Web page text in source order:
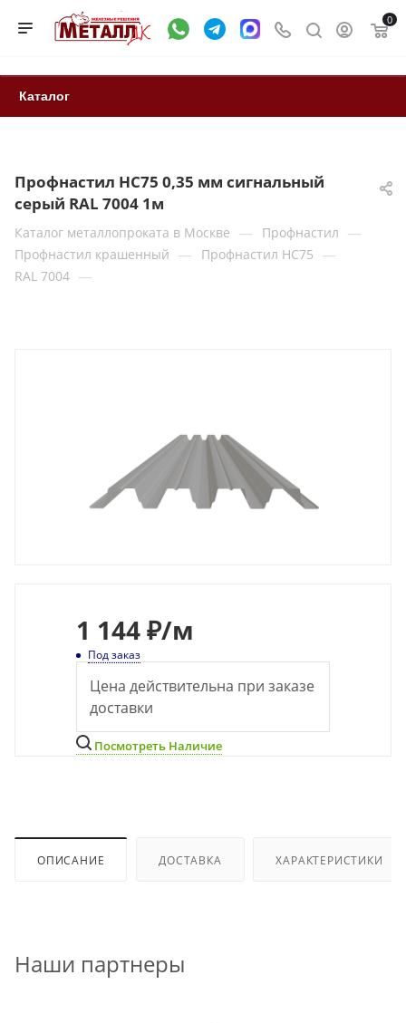
0
Каталог
Профнастил НС75 0,35 мм сигнальный
серый RAL 7004 1м
Каталог металлопроката в Москве — Профнастил —
Профнастил крашенный — Профнастил НС75 —
RAL 7004 —
1 144 ₽/м
Под заказ
Цена действительна при заказе
доставки
Посмотреть Наличие
ОПИСАНИЕ ДОСТАВКА ХАРАКТЕРИСТИКИ
Наши партнеры